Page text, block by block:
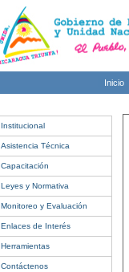
Inicio
Institucional
Asistencia Técnica
Capacitación
Leyes y Normativa
Monitoreo y Evaluación
Enlaces de Interés
Herramientas
Contáctenos